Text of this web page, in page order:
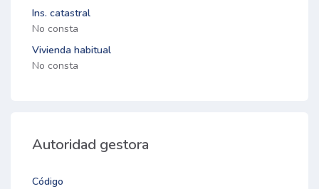
Ins. catastral
No consta
Vivienda habitual
No consta
Autoridad gestora
Código